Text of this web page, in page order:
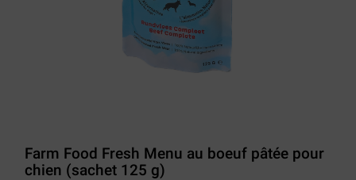
Farm Food Fresh Menu au boeuf pâtée pour
chien (sachet 125 g)